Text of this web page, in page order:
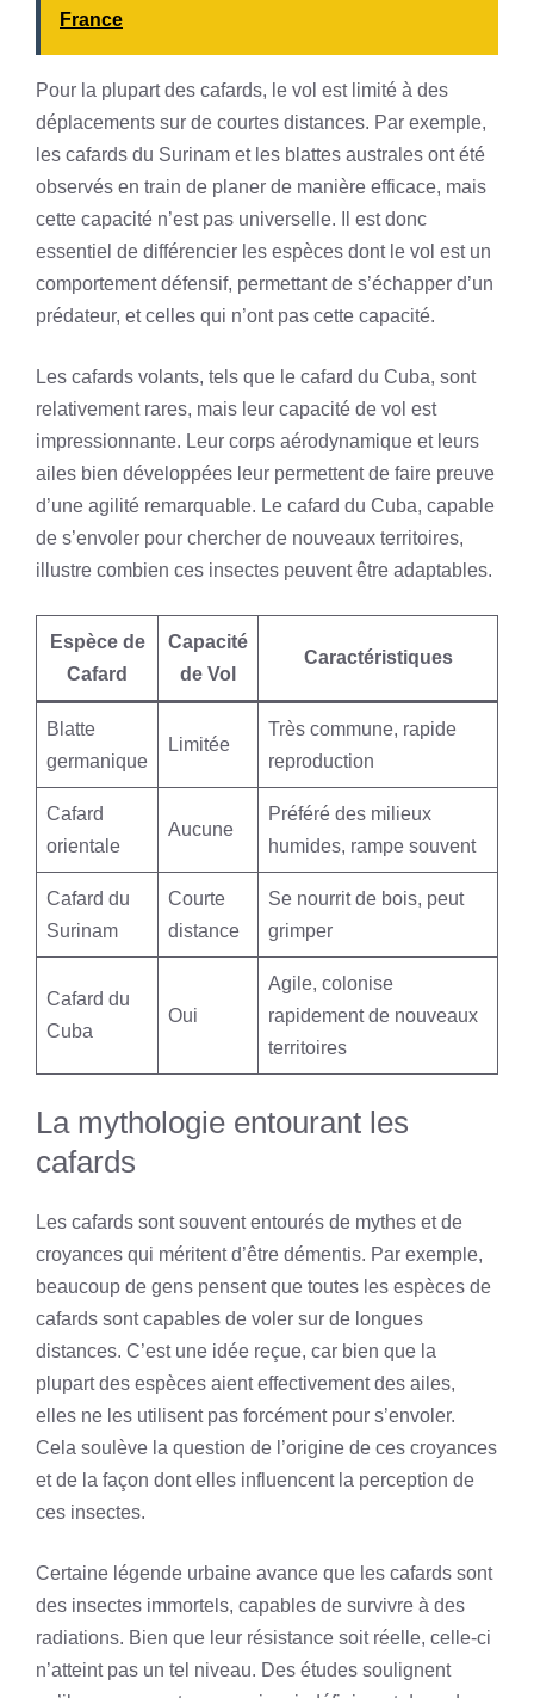
France
Pour la plupart des cafards, le vol est limité à des
déplacements sur de courtes distances. Par exemple,
les cafards du Surinam et les blattes australes ont été
observés en train de planer de manière efficace, mais
cette capacité n’est pas universelle. Il est donc
essentiel de différencier les espèces dont le vol est un
comportement défensif, permettant de s’échapper d’un
prédateur, et celles qui n’ont pas cette capacité.
Les cafards volants, tels que le cafard du Cuba, sont
relativement rares, mais leur capacité de vol est
impressionnante. Leur corps aérodynamique et leurs
ailes bien développées leur permettent de faire preuve
d’une agilité remarquable. Le cafard du Cuba, capable
de s’envoler pour chercher de nouveaux territoires,
illustre combien ces insectes peuvent être adaptables.
Espèce de
Cafard
Capacité
de Vol
Caractéristiques
Blatte
germanique
Limitée
Très commune, rapide
reproduction
Cafard
orientale
Aucune
Préféré des milieux
humides, rampe souvent
Cafard du
Surinam
Courte
distance
Se nourrit de bois, peut
grimper
Cafard du
Cuba
Oui
Agile, colonise
rapidement de nouveaux
territoires
La mythologie entourant les
cafards
Les cafards sont souvent entourés de mythes et de
croyances qui méritent d’être démentis. Par exemple,
beaucoup de gens pensent que toutes les espèces de
cafards sont capables de voler sur de longues
distances. C’est une idée reçue, car bien que la
plupart des espèces aient effectivement des ailes,
elles ne les utilisent pas forcément pour s’envoler.
Cela soulève la question de l’origine de ces croyances
et de la façon dont elles influencent la perception de
ces insectes.
Certaine légende urbaine avance que les cafards sont
des insectes immortels, capables de survivre à des
radiations. Bien que leur résistance soit réelle, celle-ci
n’atteint pas un tel niveau. Des études soulignent